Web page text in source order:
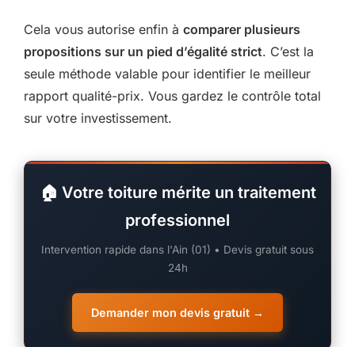
Cela vous autorise enfin à comparer plusieurs
propositions sur un pied d’égalité strict. C’est la
seule méthode valable pour identifier le meilleur
rapport qualité-prix. Vous gardez le contrôle total
sur votre investissement.
🏠 Votre toiture mérite un traitement
professionnel
Intervention rapide dans l'Ain (01) • Devis gratuit sous
24h
Demander mon devis gratuit →